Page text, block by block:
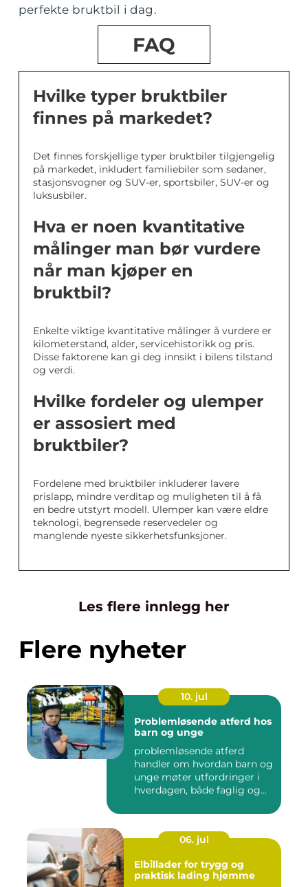
perfekte bruktbil i dag.
FAQ
Hvilke typer bruktbiler
finnes på markedet?
Det finnes forskjellige typer bruktbiler tilgjengelig
på markedet, inkludert familiebiler som sedaner,
stasjonsvogner og SUV-er, sportsbiler, SUV-er og
luksusbiler.
Hva er noen kvantitative
målinger man bør vurdere
når man kjøper en
bruktbil?
Enkelte viktige kvantitative målinger å vurdere er
kilometerstand, alder, servicehistorikk og pris.
Disse faktorene kan gi deg innsikt i bilens tilstand
og verdi.
Hvilke fordeler og ulemper
er assosiert med
bruktbiler?
Fordelene med bruktbiler inkluderer lavere
prislapp, mindre verditap og muligheten til å få
en bedre utstyrt modell. Ulemper kan være eldre
teknologi, begrensede reservedeler og
manglende nyeste sikkerhetsfunksjoner.
Les flere innlegg her
Flere nyheter
10. jul
Problemløsende atferd hos
barn og unge
problemløsende atferd
handler om hvordan barn og
unge møter utfordringer i
hverdagen, både faglig og...
06. jul
Elbillader for trygg og
praktisk lading hjemme